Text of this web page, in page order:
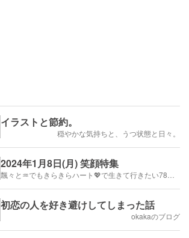
イラストと節約。
穏やかな気持ちと、うつ状態と日々。
2024年1月8日(月) 笑顔特集
初恋の人を好き避けしてしまった話
okakaのブログ